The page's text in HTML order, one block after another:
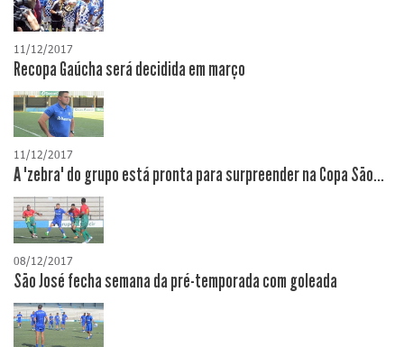
11/12/2017
Recopa Gaúcha será decidida em março
11/12/2017
A "zebra" do grupo está pronta para surpreender na Copa São...
08/12/2017
São José fecha semana da pré-temporada com goleada